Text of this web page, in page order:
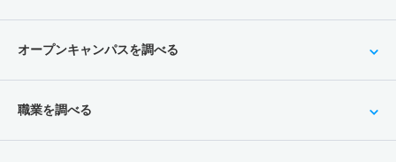
オープンキャンパスを調べる
職業を調べる